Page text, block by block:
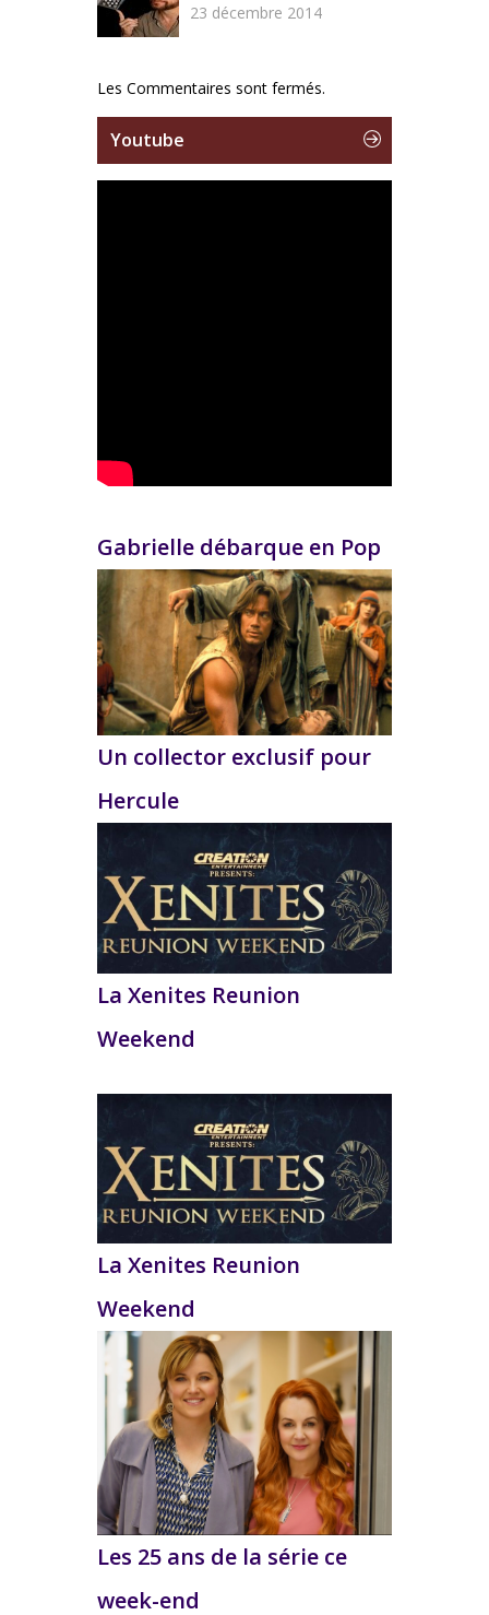
23 décembre 2014
Les Commentaires sont fermés.
Youtube
Gabrielle débarque en Pop
Un collector exclusif pour
Hercule
La Xenites Reunion
Weekend
La Xenites Reunion
Weekend
Les 25 ans de la série ce
week-end